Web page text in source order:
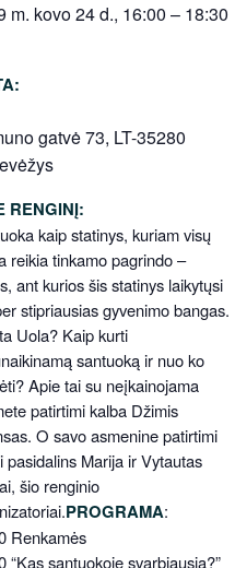
m. kovo 24 d., 16:00 – 18:30
gatvė 73, LT-35280
RENGINĮ:
kaip statinys, kuriam visų
reikia tinkamo pagrindo –
ant kurios šis statinys laikytųsi
stipriausias gyvenimo bangas.
Uola? Kaip kurti
santuoką ir nuo ko
Apie tai su neįkainojama
patirtimi kalba Džimis
O savo asmenine patirtimi
pasidalins Marija ir Vytautas
šio renginio
PROGRAMA:
Renkamės
“Kas santuokoje svarbiausia?”